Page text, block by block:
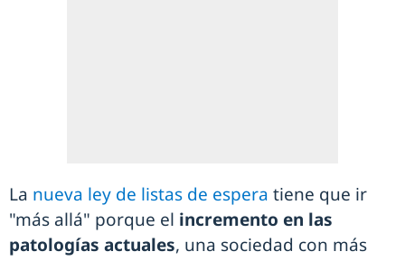
La nueva ley de listas de espera tiene que ir
"más allá" porque el incremento en las
patologías actuales, una sociedad con más